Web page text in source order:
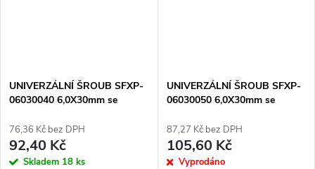
UNIVERZÁLNÍ ŠROUB SFXP-
06030040 6,0X30mm se
100ks.
76,36 Kč bez DPH
92,40 Kč
Skladem 18 ks
UNIVERZÁLNÍ ŠROUB SFXP-
06030050 6,0X30mm se
100ks.
87,27 Kč bez DPH
105,60 Kč
Vyprodáno